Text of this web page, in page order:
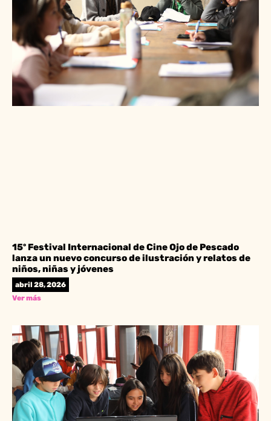
15º Festival Internacional de Cine Ojo de Pescado
lanza un nuevo concurso de ilustración y relatos de
niños, niñas y jóvenes
abril 28, 2026
Ver más